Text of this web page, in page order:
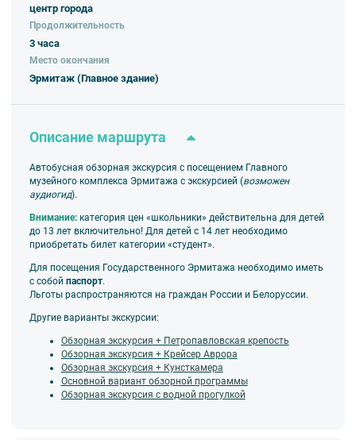
экспонатов.
дворца, шедевры Леонардо да Винчи,
Рембрандта, Рубенса, картины «малых
египетскую мумию и многое другое.
Эрмитажу ~1,5 часа. По окончании
экскурсии Вы можете продолжить
самостоятельное знакомство с
коллекциями.
📍 Место отправления
35).
Окончание: Государственный Эрмитаж
(Дворцовая наб., 38, ст. метро
«Адмиралтейская»)
центр города
Продолжительность
3 часа
Место окончания
Эрмитаж (Главное здание)
Описание маршрута
Автобусная обзорная экскурсия с посещением Главного
музейного комплекса Эрмитажа с экскурсией (возможен
аудиогид).
Внимание: категория цен «школьники» действительна для детей
до 13 лет включительно! Для детей с 14 лет необходимо
приобретать билет категории «студент».
Для посещения Государственного Эрмитажа необходимо иметь
с собой паспорт.
Льготы распространяются на граждан России и Белоруссии.
Другие варианты экскурсии:
Обзорная экскурсия + Петропавловская крепость
Обзорная экскурсия + Крейсер Аврора
Обзорная экскурсия + Кунсткамера
Основной вариант обзорной программы
Обзорная экскурсия с водной прогулкой